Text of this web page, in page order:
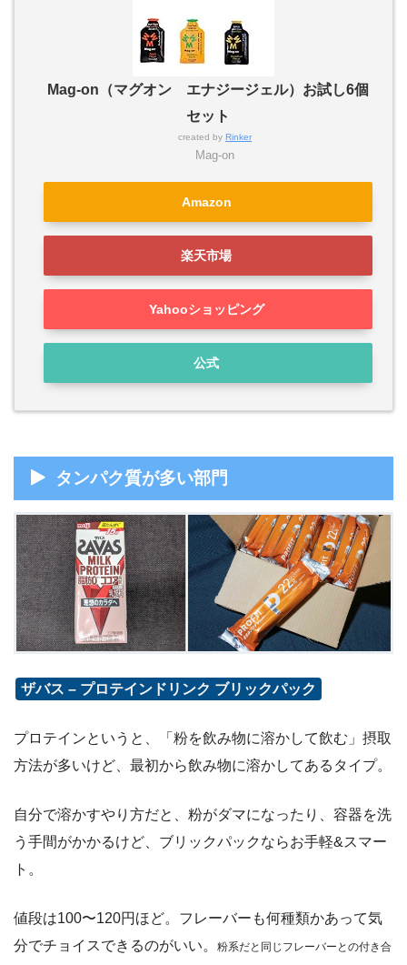
Mag-on（マグオン エナジージェル）お試し6個
セット
created by Rinker
Mag-on
Amazon
楽天市場
Yahooショッピング
公式
タンパク質が多い部門
ザバス – プロテインドリンク ブリックパック
プロテインというと、「粉を飲み物に溶かして飲む」摂取
方法が多いけど、最初から飲み物に溶かしてあるタイプ。
自分で溶かすやり方だと、粉がダマになったり、容器を洗
う手間がかかるけど、ブリックパックならお手軽&スマー
ト。
値段は100〜120円ほど。フレーバーも何種類かあって気
分でチョイスできるのがいい。
粉系だと同じフレーバーとの付き合